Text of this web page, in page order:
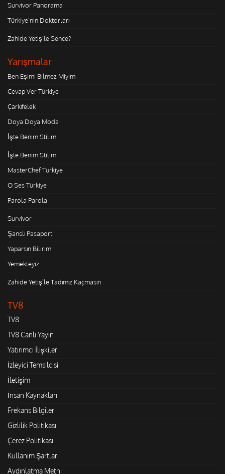
Survivor Panorama
Türkiye'nin Doktorları
Zahide Yetiş'le Sence?
Yarışmalar
Ben Eşimi Bilmez Miyim
Cevap Ver Türkiye
Çarkıfelek
Doya Doya Moda
İşte Benim Stilim
İşte Benim Stilim
MasterChef Türkiye
O Ses Türkiye
Parola Parola
Survivor
Şanslı Pasaport
Yaparsın Bilirim
Yemekteyiz
Zahide Yetiş'le Tadımız Kaçmasın
TV8
TV8
TV8 Canlı Yayın
Yatırımcı İlişkileri
İzleyici Temsilcisi
İletişim
İnsan Kaynakları
Frekans Bilgileri
Gizlilik Politikası
Çerez Politikası
Kullanım Şartları
Aydınlatma Metni